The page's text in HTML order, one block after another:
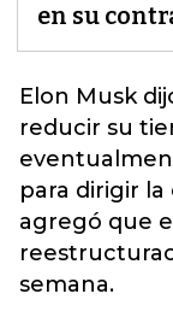
en su
Elon Musk
reducir su
para dirigir la
agregó que
semana.